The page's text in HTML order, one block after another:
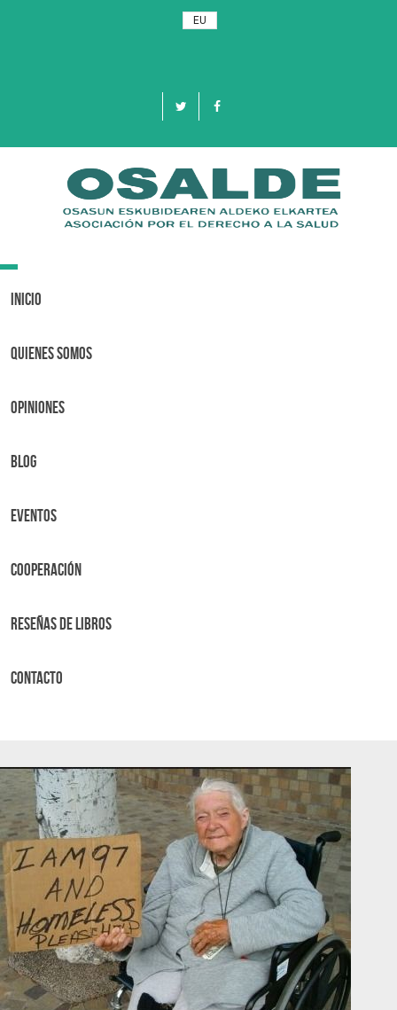
EU
Toggle
Inicio
Quienes Somos
OPINIONES
BLOG
Eventos
Cooperación
Reseñas de libros
Contacto